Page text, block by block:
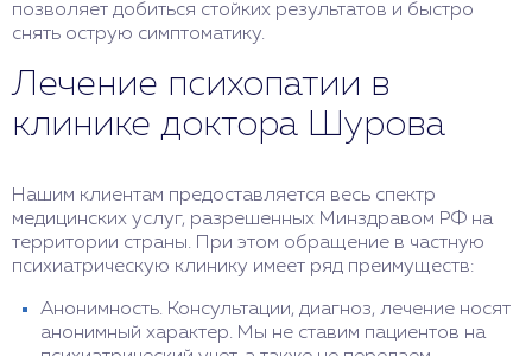
позволяет добиться стойких результатов и быстро
снять острую симптоматику.
Лечение психопатии в
клинике доктора Шурова
Нашим клиентам предоставляется весь спектр
медицинских услуг, разрешенных Минздравом РФ на
территории страны. При этом обращение в частную
психиатрическую клинику имеет ряд преимуществ:
Анонимность. Консультации, диагноз, лечение носят
анонимный характер. Мы не ставим пациентов на